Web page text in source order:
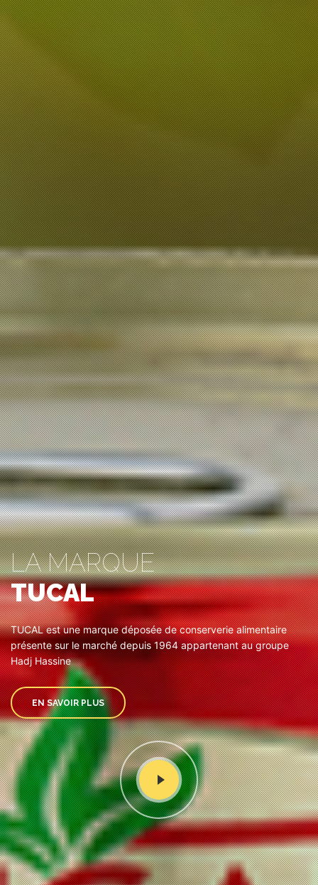
LA MARQUE
TUCAL
TUCAL est une marque déposée de conserverie alimentaire
présente sur le marché depuis 1964 appartenant au groupe
Hadj Hassine
EN SAVOIR PLUS